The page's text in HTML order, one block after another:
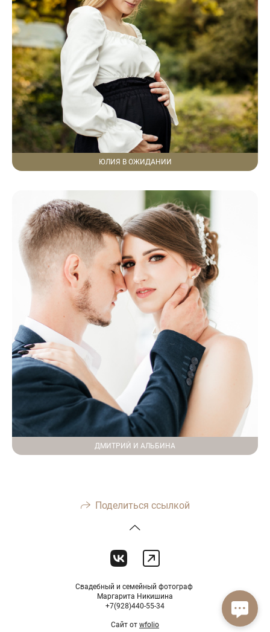
ЮЛИЯ В ОЖИДАНИИ
ДМИТРИЙ И АЛЬБИНА
Поделиться ссылкой
Свадебный и семейный фотограф
Маргарита Никишина
+7(928)440-55-34
Сайт от wfolio